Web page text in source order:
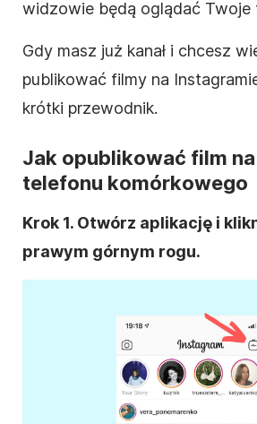
widzowie będą oglądać Twoje
Gdy masz już kanał i chcesz
publikować filmy na
krótki przewodnik.
Jak opublikować film na
telefonu komórkowego
Krok 1. Otwórz aplikację i
prawym górnym rogu.